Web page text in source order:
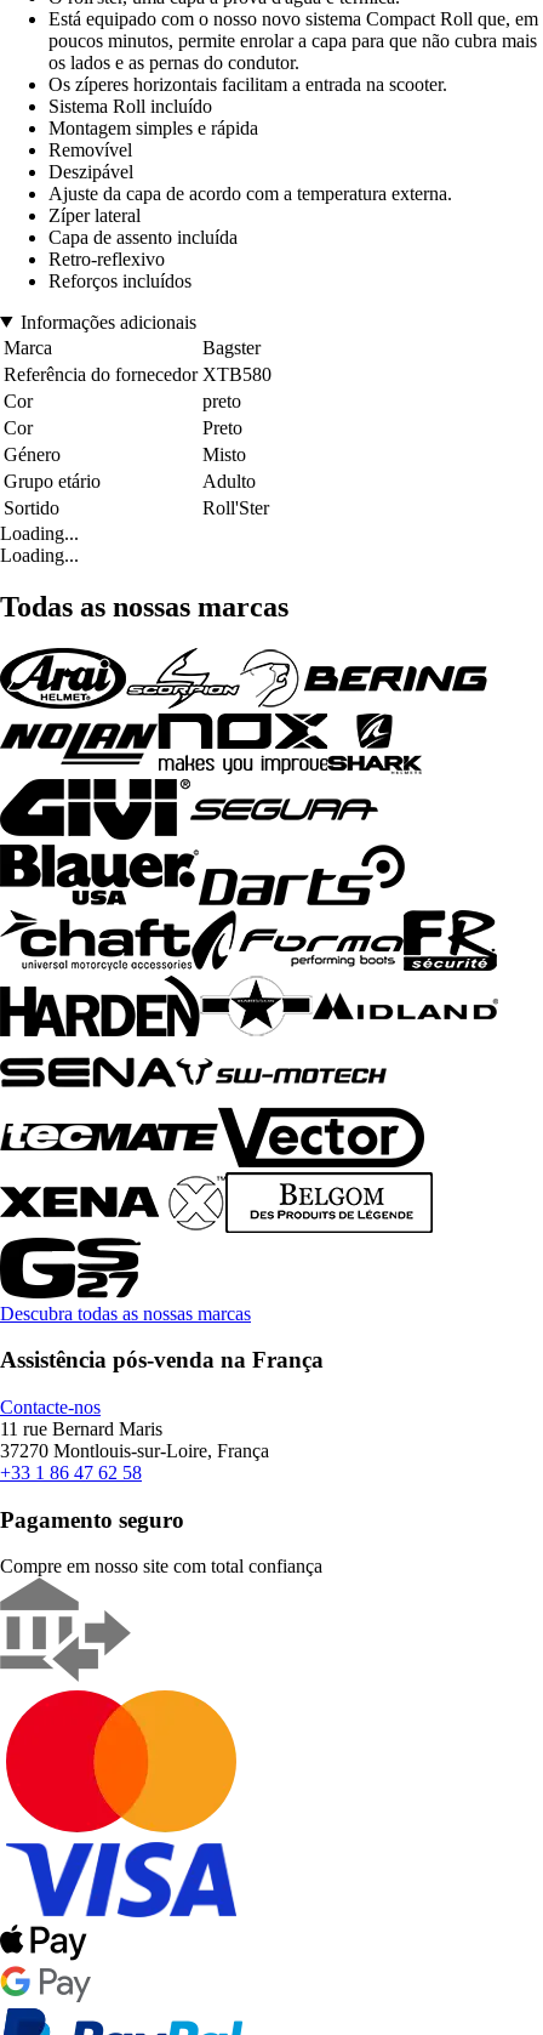
Está equipado com o nosso novo sistema Compact Roll que, em
poucos minutos, permite enrolar a capa para que não cubra mais
os lados e as pernas do condutor.
Os zíperes horizontais facilitam a entrada na scooter.
Sistema Roll incluído
Montagem simples e rápida
Removível
Deszipável
Ajuste da capa de acordo com a temperatura externa.
Zíper lateral
Capa de assento incluída
Retro-reflexivo
Reforços incluídos
Informações adicionais
Marca
Bagster
Referência do fornecedor XTB580
Cor
preto
Cor
Preto
Género
Misto
Grupo etário
Adulto
Sortido
Roll'Ster
Loading...
Loading...
Todas as nossas marcas
Descubra todas as nossas marcas
Assistência pós-venda na França
Contacte-nos
11 rue Bernard Maris
37270 Montlouis-sur-Loire, França
+33 1 86 47 62 58
Pagamento seguro
Compre em nosso site com total confiança